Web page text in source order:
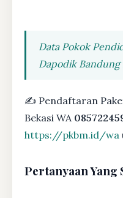
Data Pokok
Dapodik Bandung
✍ Pendaftaran
Bekasi WA
https://pkbm.id/wa
Pertanyaan